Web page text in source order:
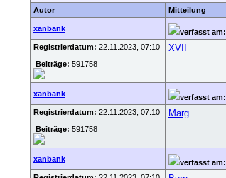
Autor
Mitteilung
xanbank verfasst am:
Registrierdatum: 22.11.2023, 07:10
Beiträge: 591758
XVII
xanbank verfasst am:
Registrierdatum: 22.11.2023, 07:10
Beiträge: 591758
Marg
xanbank verfasst am: